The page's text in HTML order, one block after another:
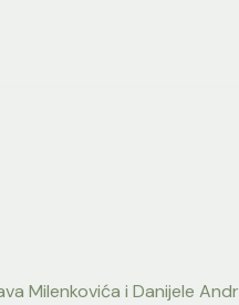
Milenkovića i Danijele